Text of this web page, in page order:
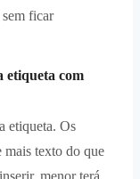
ficar
etiqueta com
etiqueta. Os
mais texto do que
menor terá